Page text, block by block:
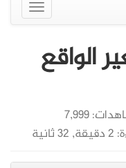
عرض
القائمة
الواقع
7,999